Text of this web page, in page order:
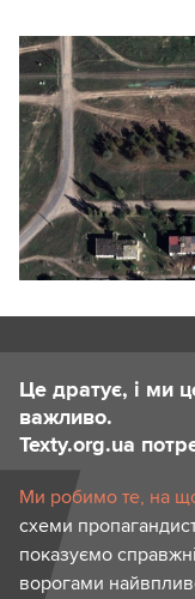
Це дратує, і ми
важливо.
Texty.org.ua
Ми робимо те, на
схеми
показуємо
ворогами